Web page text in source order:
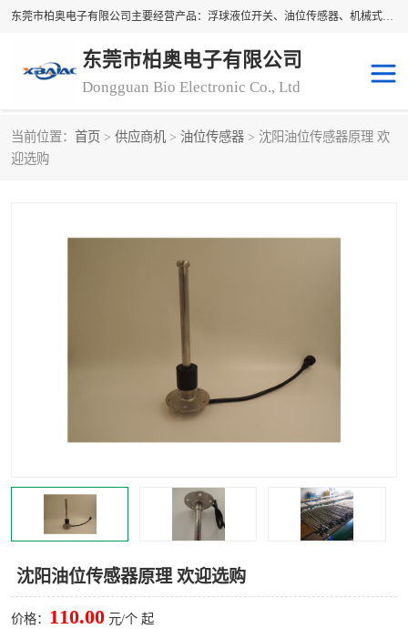
东莞市柏奥电子有限公司主要经营产品：浮球液位开关、油位传感器、机械式油表、浮球液位计、水位控制浮球阀、料位开关，水流开关、油水位控制配套仪表等。柏奥电子，您可信赖的合作伙伴
东莞市柏奥电子有限公司
Dongguan Bio Electronic Co., Ltd
当前位置： 首页 > 供应商机 > 油位传感器 > 沈阳油位传感器原理 欢
迎选购
沈阳油位传感器原理 欢迎选购
价格： 110.00 元/个 起
浮球液位开关